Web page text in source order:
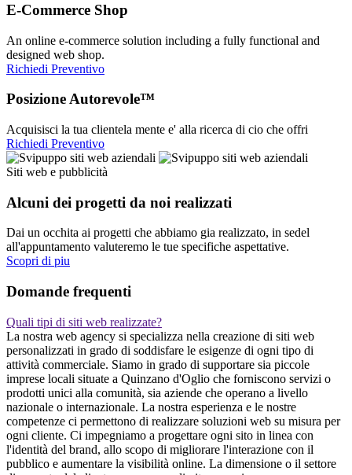
E-Commerce Shop
An online e-commerce solution including a fully functional and
designed web shop.
Richiedi Preventivo
Posizione Autorevole™
Acquisisci la tua clientela mente e' alla ricerca di cio che offri
Richiedi Preventivo
Siti web e pubblicità
Alcuni dei progetti da noi realizzati
Dai un occhita ai progetti che abbiamo gia realizzato, in sedel
all'appuntamento valuteremo le tue specifiche aspettative.
Scopri di piu
Domande frequenti
Quali tipi di siti web realizzate?
La nostra web agency si specializza nella creazione di siti web
personalizzati in grado di soddisfare le esigenze di ogni tipo di
attività commerciale. Siamo in grado di supportare sia piccole
imprese locali situate a Quinzano d'Oglio che forniscono servizi o
prodotti unici alla comunità, sia aziende che operano a livello
nazionale o internazionale. La nostra esperienza e le nostre
competenze ci permettono di realizzare soluzioni web su misura per
ogni cliente. Ci impegniamo a progettare ogni sito in linea con
l'identità del brand, allo scopo di migliorare l'interazione con il
pubblico e aumentare la visibilità online. La dimensione o il settore